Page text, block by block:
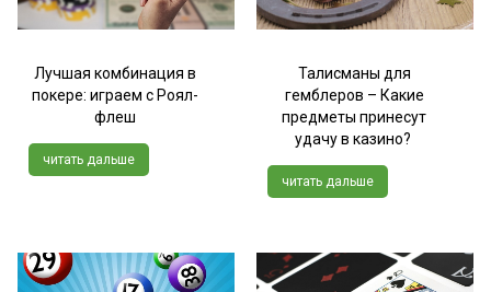
Лучшая комбинация в
покере: играем с Роял-
флеш
читать дальше
Талисманы для
гемблеров – Какие
предметы принесут
удачу в казино?
читать дальше